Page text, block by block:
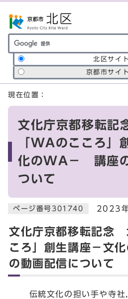
サイト内検索の範囲
北区サイ
京都市サイ
ここから本文です
現在位置：
文化庁京都移転
「WAのこころ」
化のWA－ 講座
ついて
ページ番号301740 2023
文化庁京都移転記念
ころ」創生講座－文
の動画配信について
伝統文化の担い手や寺社